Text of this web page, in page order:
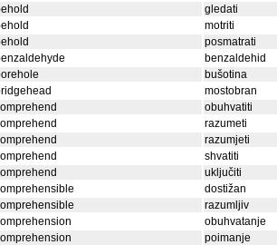
gledati
motriti
posmatrati
benzaldehid
bušotina
mostobran
obuhvatiti
razumeti
razumjeti
shvatiti
uključiti
dostižan
razumljiv
obuhvatanje
poimanje